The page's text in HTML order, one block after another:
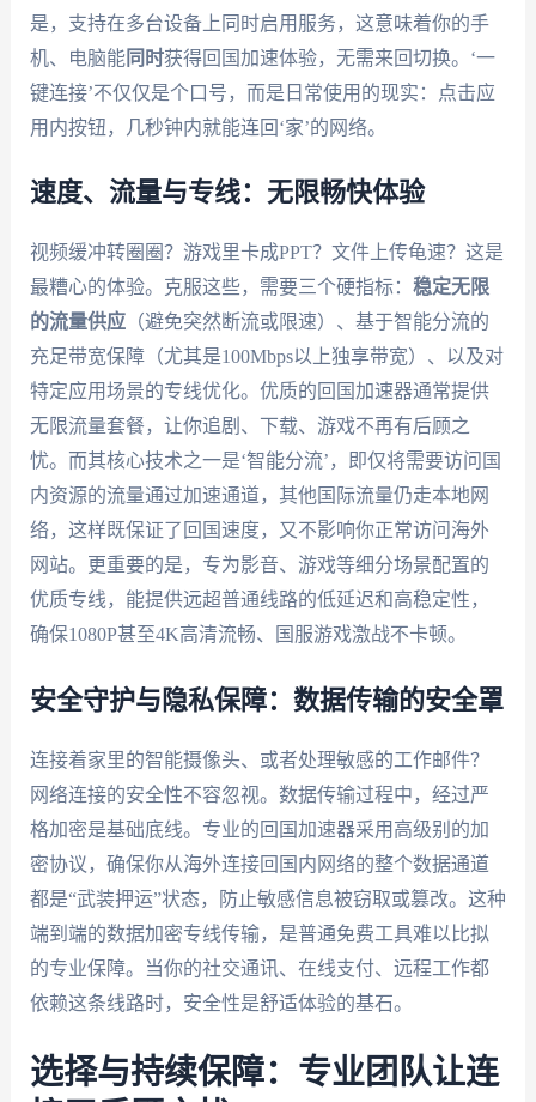
是，支持在多台设备上同时启用服务，这意味着你的手
机、电脑能同时获得回国加速体验，无需来回切换。‘一
键连接’不仅仅是个口号，而是日常使用的现实：点击应
用内按钮，几秒钟内就能连回‘家’的网络。
速度、流量与专线：无限畅快体验
视频缓冲转圈圈？游戏里卡成PPT？文件上传龟速？这是
最糟心的体验。克服这些，需要三个硬指标： 稳定无限
的流量供应（避免突然断流或限速）、基于智能分流的
充足带宽保障（尤其是100Mbps以上独享带宽）、以及对
特定应用场景的专线优化。优质的回国加速器通常提供
无限流量套餐，让你追剧、下载、游戏不再有后顾之
忧。而其核心技术之一是‘智能分流’，即仅将需要访问国
内资源的流量通过加速通道，其他国际流量仍走本地网
络，这样既保证了回国速度，又不影响你正常访问海外
网站。更重要的是，专为影音、游戏等细分场景配置的
优质专线，能提供远超普通线路的低延迟和高稳定性，
确保1080P甚至4K高清流畅、国服游戏激战不卡顿。
安全守护与隐私保障：数据传输的安全罩
连接着家里的智能摄像头、或者处理敏感的工作邮件？
网络连接的安全性不容忽视。数据传输过程中，经过严
格加密是基础底线。专业的回国加速器采用高级别的加
密协议，确保你从海外连接回国内网络的整个数据通道
都是“武装押运”状态，防止敏感信息被窃取或篡改。这种
端到端的数据加密专线传输，是普通免费工具难以比拟
的专业保障。当你的社交通讯、在线支付、远程工作都
依赖这条线路时，安全性是舒适体验的基石。
选择与持续保障：专业团队让连